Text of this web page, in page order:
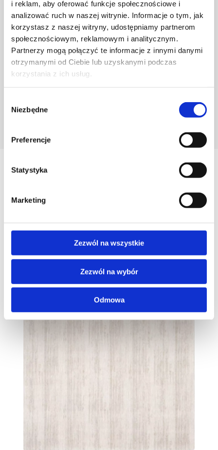
i reklam, aby oferować funkcje społecznościowe i
analizować ruch w naszej witrynie. Informacje o tym, jak
korzystasz z naszej witryny, udostępniamy partnerom
społecznościowym, reklamowym i analitycznym.
Partnerzy mogą połączyć te informacje z innymi danymi
otrzymanymi od Ciebie lub uzyskanymi podczas
korzystania z ich usług.
zgody
Niezbędne
Preferencje
Statystyka
Marketing
Zezwól na wszystkie
Zezwól na wybór
Odmowa
Zobacz